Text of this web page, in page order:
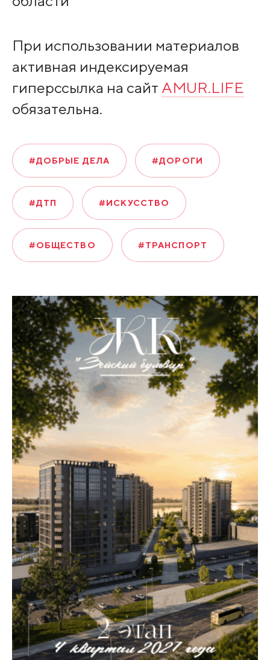
При использовании материалов
активная индексируемая
гиперссылка на сайт AMUR.LIFE
обязательна.
#ДОБРЫЕ ДЕЛА #ДОРОГИ
#ДТП #ИСКУССТВО
#ОБЩЕСТВО #ТРАНСПОРТ